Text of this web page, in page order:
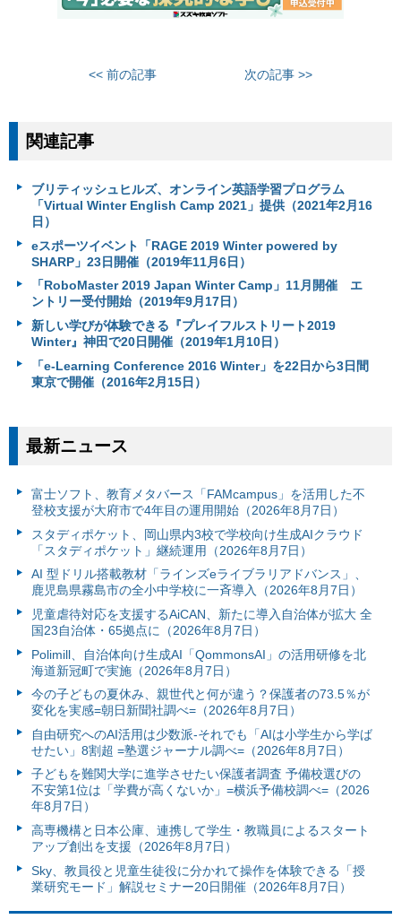
<< 前の記事 次の記事 >>
関連記事
ブリティッシュヒルズ、オンライン英語学習プログラム
「Virtual Winter English Camp 2021」提供（2021年2月16
日）
eスポーツイベント「RAGE 2019 Winter powered by
SHARP」23日開催（2019年11月6日）
「RoboMaster 2019 Japan Winter Camp」11月開催 エ
ントリー受付開始（2019年9月17日）
新しい学びが体験できる『プレイフルストリート2019
Winter』神田で20日開催（2019年1月10日）
「e-Learning Conference 2016 Winter」を22日から3日間
東京で開催（2016年2月15日）
最新ニュース
富⼠ソフト、教育メタバース「FAMcampus」を活用した不
登校支援が大府市で4年目の運用開始（2026年8月7日）
スタディポケット、岡山県内3校で学校向け生成AIクラウド
「スタディポケット」継続運用（2026年8月7日）
AI 型ドリル搭載教材「ラインズeライブラリアドバンス」、
鹿児島県霧島市の全小中学校に一斉導入（2026年8月7日）
児童虐待対応を支援するAiCAN、新たに導入自治体が拡大 全
国23自治体・65拠点に（2026年8月7日）
Polimill、自治体向け生成AI「QommonsAI」の活用研修を北
海道新冠町で実施（2026年8月7日）
今の子どもの夏休み、親世代と何が違う？保護者の73.5％が
変化を実感=朝日新聞社調べ=（2026年8月7日）
自由研究へのAI活用は少数派-それでも「AIは小学生から学ば
せたい」8割超 =塾選ジャーナル調べ=（2026年8月7日）
子どもを難関大学に進学させたい保護者調査 予備校選びの
不安第1位は「学費が高くないか」=横浜予備校調べ=（2026
年8月7日）
高専機構と日本公庫、連携して学生・教職員によるスタート
アップ創出を支援（2026年8月7日）
Sky、教員役と児童生徒役に分かれて操作を体験できる「授
業研究モード」解説セミナー20日開催（2026年8月7日）